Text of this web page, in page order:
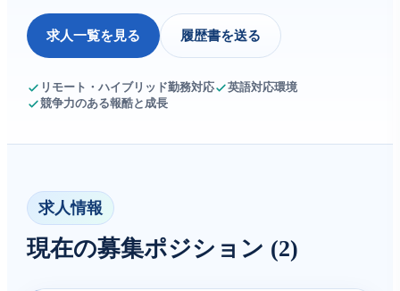
求人一覧を見る 履歴書を送る
リモート・ハイブリッド勤務対応
英語対応環境
競争力のある報酷と成長
求人情報
現在の募集ポジション (2)